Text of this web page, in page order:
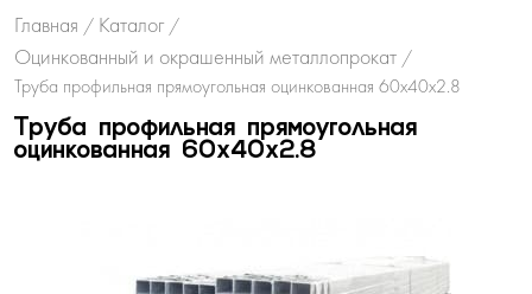
Главная / Каталог /
Оцинкованный и окрашенный металлопрокат /
Труба профильная прямоугольная оцинкованная 60х40х2.8
Труба профильная прямоугольная
оцинкованная 60х40х2.8